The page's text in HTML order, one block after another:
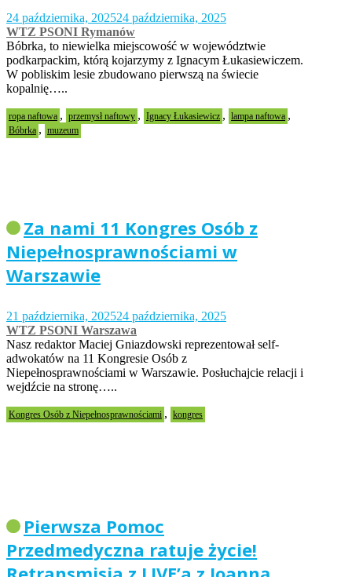
24 października, 202524 października, 2025
WTZ PSONI Rymanów
Bóbrka, to niewielka miejscowość w województwie
podkarpackim, którą kojarzymy z Ignacym Łukasiewiczem.
W pobliskim lesie zbudowano pierwszą na świecie
kopalnię…..
ropa naftowa , przemysł naftowy , Ignacy Łukasiewicz , lampa naftowa ,
Bóbrka , muzeum
Za nami 11 Kongres Osób z
Niepełnosprawnościami w
Warszawie
21 października, 202524 października, 2025
WTZ PSONI Warszawa
Nasz redaktor Maciej Gniazdowski reprezentował self-
adwokatów na 11 Kongresie Osób z
Niepełnosprawnościami w Warszawie. Posłuchajcie relacji i
wejdźcie na stronę…..
Kongres Osób z Niepełnosprawnościami , kongres
Pierwsza Pomoc
Przedmedyczna ratuje życie!